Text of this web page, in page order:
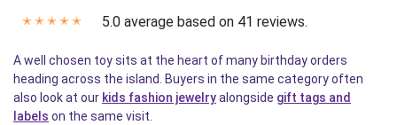
✭ ✭ ✭ ✭ ✭ 5.0 average based on 41 reviews.
A well chosen toy sits at the heart of many birthday orders
heading across the island. Buyers in the same category often
also look at our kids fashion jewelryalongside gift tags and
labels on the same visit.